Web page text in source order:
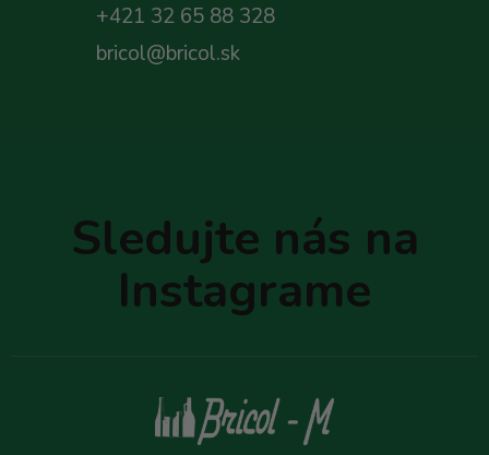
+421 32 65 88 328
bricol@bricol.sk
Sledujte nás na
Instagrame